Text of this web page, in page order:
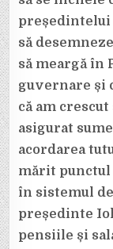
președintelui
să
să meargă în
guvernare și
că am
asigurat
acordarea
mărit punctul
în sistemul
președinte
pensiile și